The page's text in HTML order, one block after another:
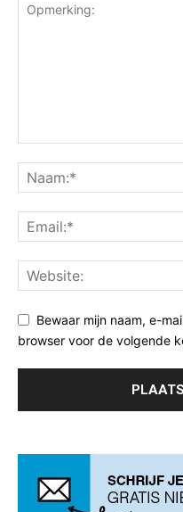
Bewaar mijn naam, e-
browser voor de volgende